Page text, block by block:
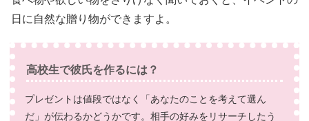
日に自然な贈り物ができますよ。
高校生で彼氏を作るには？
プレゼントは値段ではなく「あなたのことを考えて選ん
だ」が伝わるかどうかです。相手の好みをリサーチしたう